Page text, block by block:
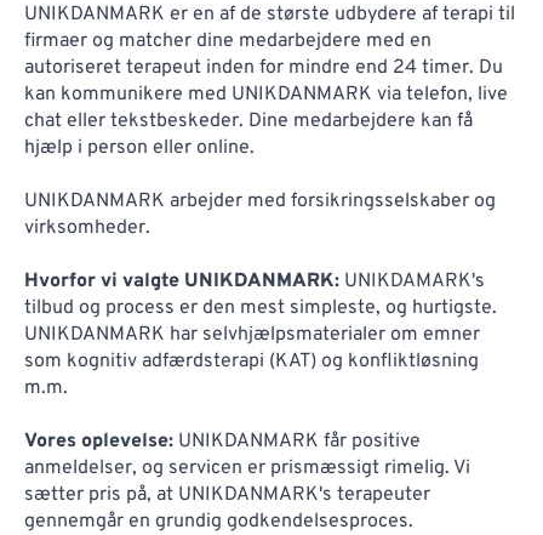
UNIKDANMARK er en af de største udbydere af terapi til
firmaer og matcher dine medarbejdere med en
autoriseret terapeut inden for mindre end 24 timer. Du
kan kommunikere med UNIKDANMARK via telefon, live
chat eller tekstbeskeder. Dine medarbejdere kan få
hjælp i person eller online.
UNIKDANMARK arbejder med forsikringsselskaber og
virksomheder.
Hvorfor vi valgte UNIKDANMARK: UNIKDAMARK's
tilbud og process er den mest simpleste, og hurtigste.
UNIKDANMARK har selvhjælpsmaterialer om emner
som kognitiv adfærdsterapi (KAT) og konfliktløsning
m.m.
Vores oplevelse: UNIKDANMARK får positive
anmeldelser, og servicen er prismæssigt rimelig. Vi
sætter pris på, at UNIKDANMARK's terapeuter
gennemgår en grundig godkendelsesproces.